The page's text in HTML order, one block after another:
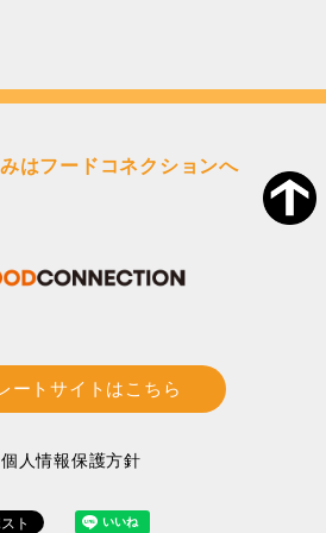
はフードコネクションへ
ートサイトはこちら
人情報保護方針